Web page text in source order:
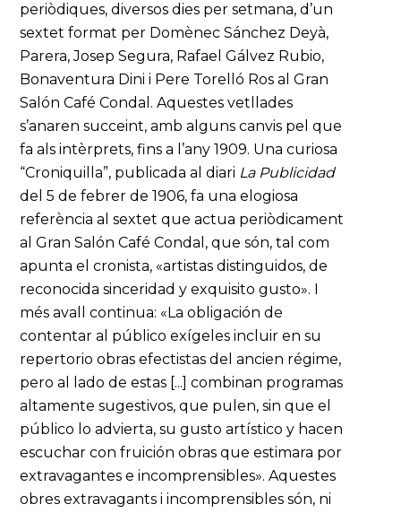
periòdiques, diversos dies per setmana, d’un
sextet format per Domènec Sánchez Deyà,
Parera, Josep Segura, Rafael Gálvez Rubio,
Bonaventura Dini i Pere Torelló Ros al Gran
Salón Café Condal. Aquestes vetllades
s’anaren succeint, amb alguns canvis pel que
fa als intèrprets, fins a l’any 1909. Una curiosa
“Croniquilla”, publicada al diari La Publicidad
del 5 de febrer de 1906, fa una elogiosa
referència al sextet que actua periòdicament
al Gran Salón Café Condal, que són, tal com
apunta el cronista, «artistas distinguidos, de
reconocida sinceridad y exquisito gusto». I
més avall continua: «La obligación de
contentar al público exígeles incluir en su
repertorio obras efectistas del ancien régime,
pero al lado de estas [...] combinan programas
altamente sugestivos, que pulen, sin que el
público lo advierta, su gusto artístico y hacen
escuchar con fruición obras que estimara por
extravagantes e incomprensibles». Aquestes
obres extravagants i incomprensibles són, ni